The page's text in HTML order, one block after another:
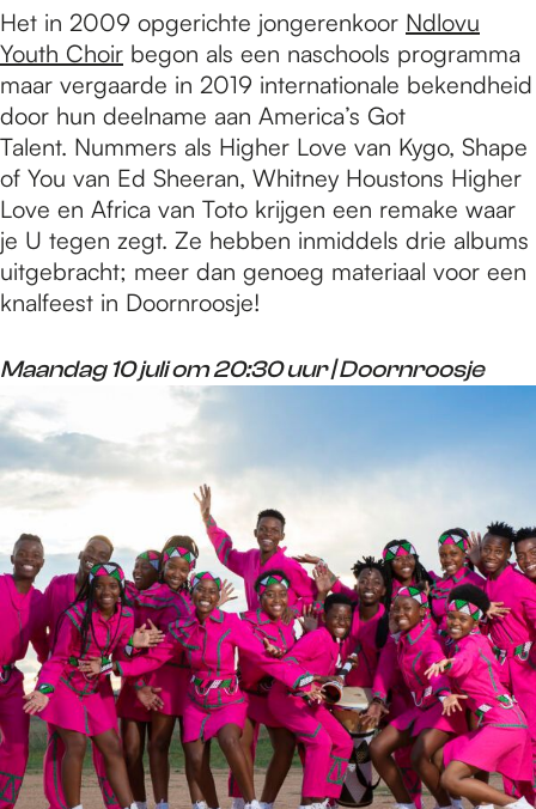
a
g
e
Het in 2009 opgerichte jongerenkoor Ndlovu
Youth Choir begon als een naschools programma
maar vergaarde in 2019 internationale bekendheid
door hun deelname aan America’s Got
Talent. Nummers als Higher Love van Kygo, Shape
of You van Ed Sheeran, Whitney Houstons Higher
Love en Africa van Toto krijgen een remake waar
je U tegen zegt. Ze hebben inmiddels drie albums
uitgebracht; meer dan genoeg materiaal voor een
knalfeest in Doornroosje!
Maandag 10 juli om 20:30 uur | Doornroosje